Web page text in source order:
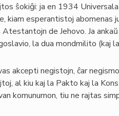
ŝokiĝi: ja en 1934
kiam esperantistoj abomenas
de Jehovo. Ja
la dua mondmilito
akcepti negistojn, ĉar
al kiu kaj la Pakto kaj la
komunumon, tiu ne rajtas